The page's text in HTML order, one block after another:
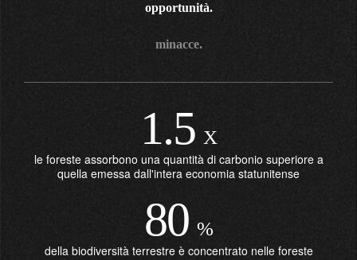
opportunità.
minacce.
1.5 X
le foreste assorbono una quantità di carbonio superiore a
quella emessa dall'intera economia statunitense
80 %
della biodiversità terrestre è concentrato nelle foreste